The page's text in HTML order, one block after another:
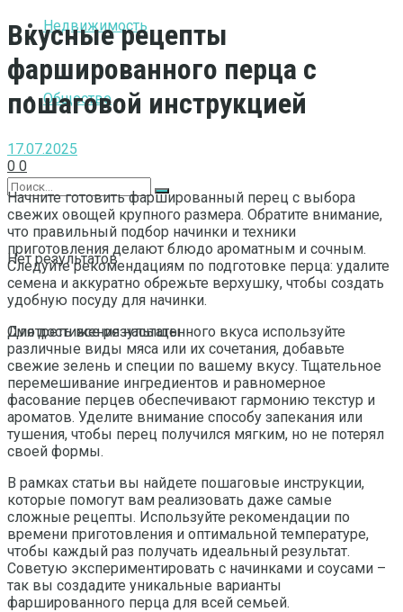
Недвижимость
Общество
Нет результатов
Смотреть все результаты
Вкусные рецепты
фаршированного перца с
пошаговой инструкцией
17.07.2025
0 0
Начните готовить фаршированный перец с выбора
свежих овощей крупного размера. Обратите внимание,
что правильный подбор начинки и техники
приготовления делают блюдо ароматным и сочным.
Следуйте рекомендациям по подготовке перца: удалите
семена и аккуратно обрежьте верхушку, чтобы создать
удобную посуду для начинки.
Для достижения насыщенного вкуса используйте
различные виды мяса или их сочетания, добавьте
свежие зелень и специи по вашему вкусу. Тщательное
перемешивание ингредиентов и равномерное
фасование перцев обеспечивают гармонию текстур и
ароматов. Уделите внимание способу запекания или
тушения, чтобы перец получился мягким, но не потерял
своей формы.
В рамках статьи вы найдете пошаговые инструкции,
которые помогут вам реализовать даже самые
сложные рецепты. Используйте рекомендации по
времени приготовления и оптимальной температуре,
чтобы каждый раз получать идеальный результат.
Советую экспериментировать с начинками и соусами –
так вы создадите уникальные варианты
фаршированного перца для всей семьей.